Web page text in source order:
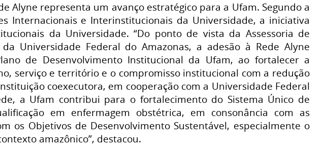
Alyne representa um avanço estratégico para a Ufam. Segundo a
Internacionais e Interinstitucionais da Universidade, a iniciativa
da Universidade. “Do ponto de vista da Assessoria de
Universidade Federal do Amazonas, a adesão à Rede Alyne
de Desenvolvimento Institucional da Ufam, ao fortalecer a
serviço e território e o compromisso institucional com a redução
coexecutora, em cooperação com a Universidade Federal
a Ufam contribui para o fortalecimento do Sistema Único de
em enfermagem obstétrica, em consonância com as
os Objetivos de Desenvolvimento Sustentável, especialmente o
amazônico”, destacou.